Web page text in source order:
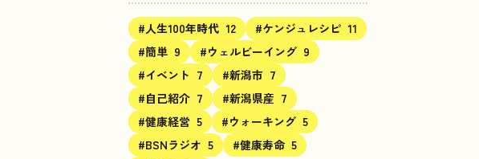
#人生100年時代 12 #ケンジュレシピ 11
#簡単 9 #ウェルビーイング 9
#イベント 7 #新潟市 7
#自己紹介 7 #新潟県産 7
#健康経営 5 #ウォーキング 5
#BSNラジオ 5 #健康寿命 5